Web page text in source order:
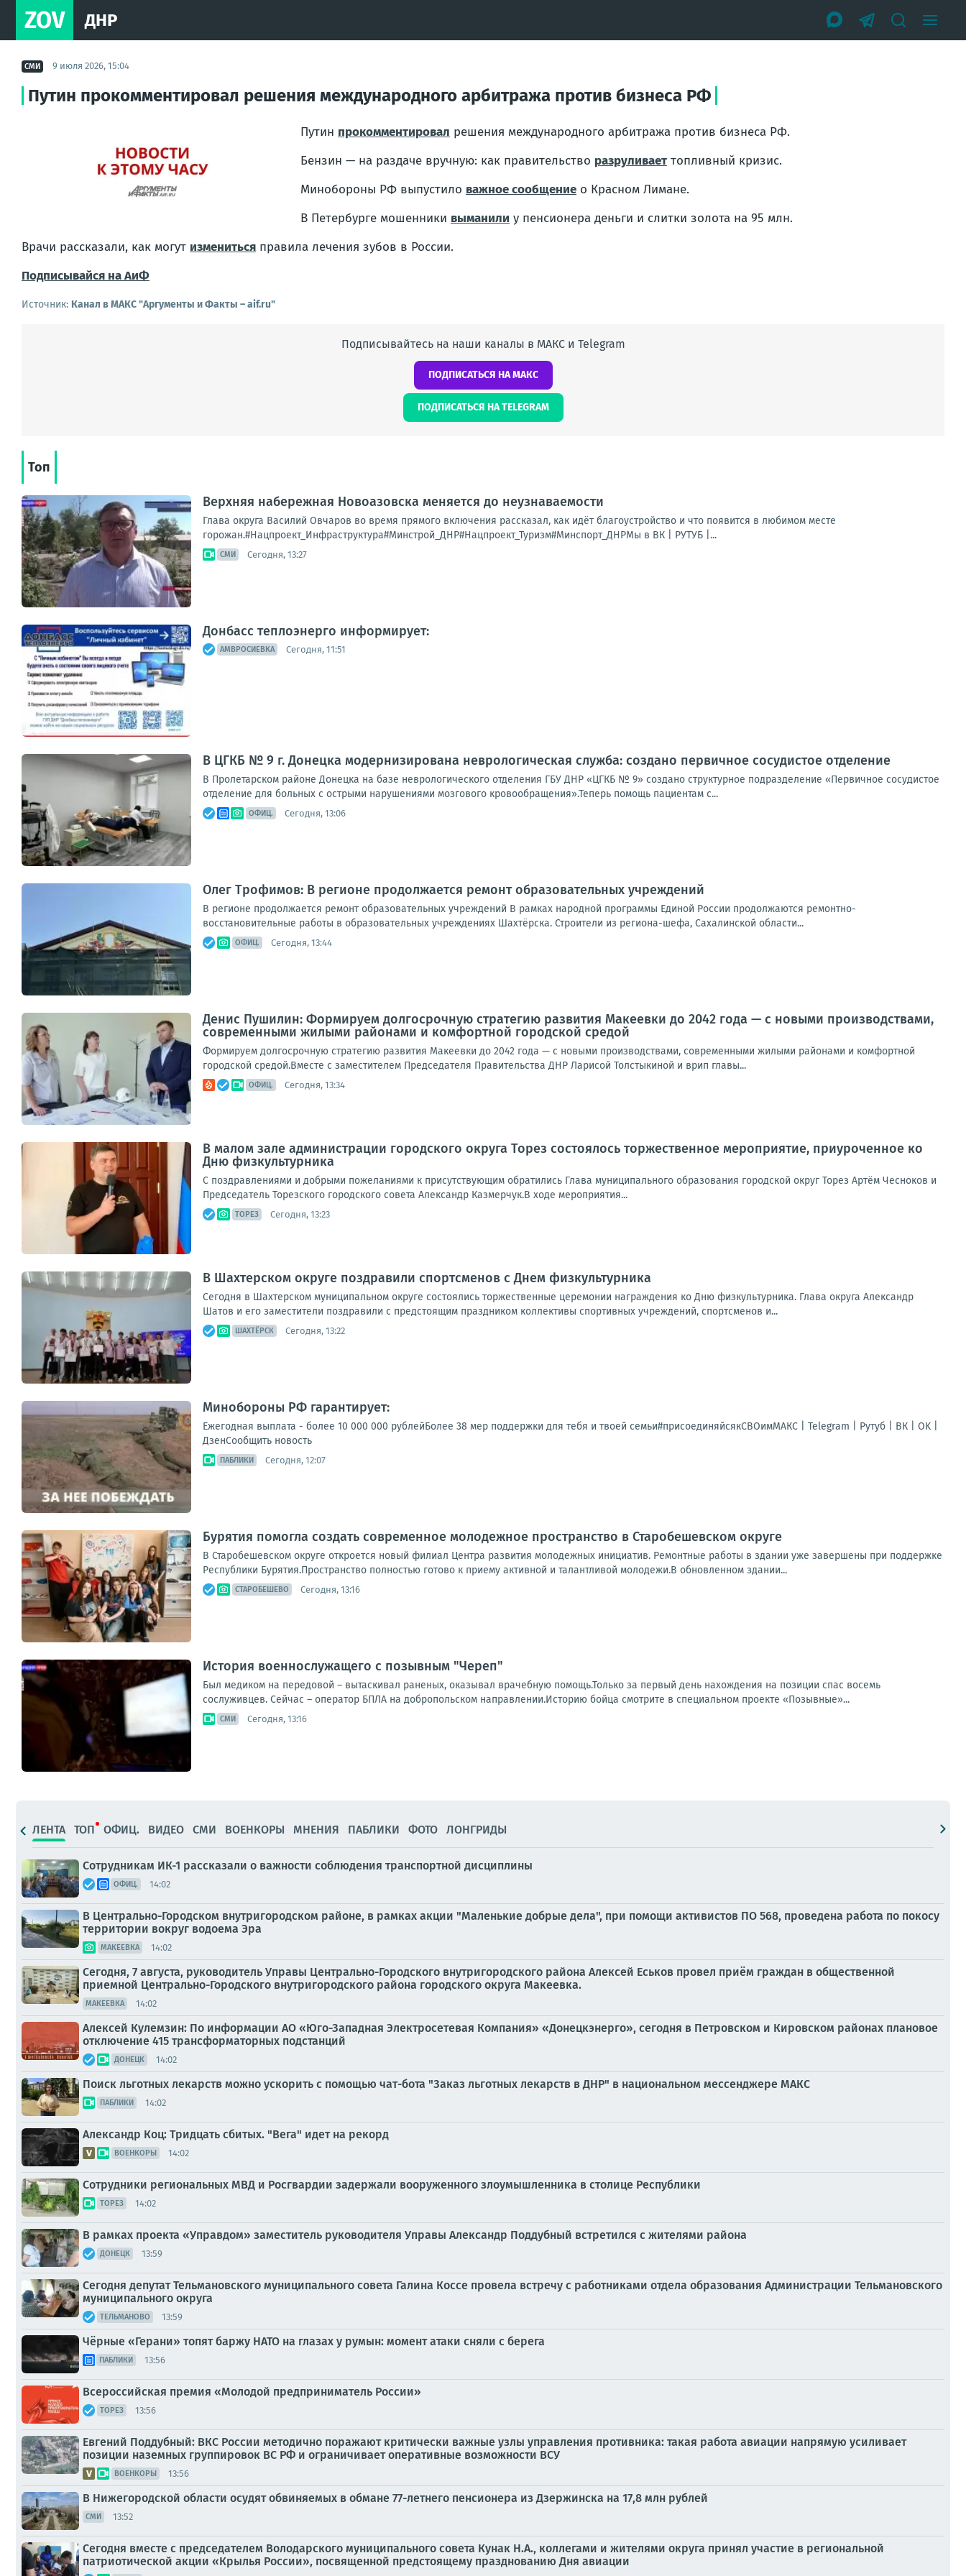
ZOV ДНР
СМИ 9 июля 2026, 15:04
Путин прокомментировал решения международного арбитража против бизнеса РФ
Путин прокомментировал решения международного арбитража против бизнеса РФ.
Бензин — на раздаче вручную: как правительство разруливает топливный кризис.
Минобороны РФ выпустило важное сообщение о Красном Лимане.
В Петербурге мошенники выманили у пенсионера деньги и слитки золота на 95 млн.
Врачи рассказали, как могут измениться правила лечения зубов в России.
Подписывайся на АиФ
Источник: Канал в МАКС "Аргументы и Факты – aif.ru"
Подписывайтесь на наши каналы в МАКС и Telegram
ПОДПИСАТЬСЯ НА МАКС
ПОДПИСАТЬСЯ НА TELEGRAM
Топ
Верхняя набережная Новоазовска меняется до неузнаваемости
Глава округа Василий Овчаров во время прямого включения рассказал, как идёт благоустройство и что появится в любимом месте
горожан.#Нацпроект_Инфраструктура#Минстрой_ДНР#Нацпроект_Туризм#Минспорт_ДНРМы в ВК | РУТУБ |...
СМИ Сегодня, 13:27
Донбасс теплоэнерго информирует:
АМВРОСИЕВКА Сегодня, 11:51
В ЦГКБ № 9 г. Донецка модернизирована неврологическая служба: создано первичное сосудистое отделение
В Пролетарском районе Донецка на базе неврологического отделения ГБУ ДНР «ЦГКБ № 9» создано структурное подразделение «Первичное сосудистое
отделение для больных с острыми нарушениями мозгового кровообращения».Теперь помощь пациентам с...
ОФИЦ. Сегодня, 13:06
Олег Трофимов: В регионе продолжается ремонт образовательных учреждений
В регионе продолжается ремонт образовательных учреждений В рамках народной программы Единой России продолжаются ремонтно-
восстановительные работы в образовательных учреждениях Шахтёрска. Строители из региона-шефа, Сахалинской области...
ОФИЦ. Сегодня, 13:44
Денис Пушилин: Формируем долгосрочную стратегию развития Макеевки до 2042 года — с новыми производствами,
современными жилыми районами и комфортной городской средой
Формируем долгосрочную стратегию развития Макеевки до 2042 года — с новыми производствами, современными жилыми районами и комфортной
городской средой.Вместе с заместителем Председателя Правительства ДНР Ларисой Толстыкиной и врип главы...
ОФИЦ. Сегодня, 13:34
В малом зале администрации городского округа Торез состоялось торжественное мероприятие, приуроченное ко
Дню физкультурника
С поздравлениями и добрыми пожеланиями к присутствующим обратились Глава муниципального образования городской округ Торез Артём Чесноков и
Председатель Торезского городского совета Александр Казмерчук.В ходе мероприятия...
ТОРЕЗ Сегодня, 13:23
В Шахтерском округе поздравили спортсменов с Днем физкультурника
Сегодня в Шахтерском муниципальном округе состоялись торжественные церемонии награждения ко Дню физкультурника. Глава округа Александр
Шатов и его заместители поздравили с предстоящим праздником коллективы спортивных учреждений, спортсменов и...
ШАХТЁРСК Сегодня, 13:22
Минобороны РФ гарантирует:
Ежегодная выплата - более 10 000 000 рублейБолее 38 мер поддержки для тебя и твоей семьи#присоединяйсякСВОимМАКС | Telegram | Рутуб | ВК | OK |
ДзенСообщить новость
ПАБЛИКИ Сегодня, 12:07
Бурятия помогла создать современное молодежное пространство в Старобешевском округе
В Старобешевском округе откроется новый филиал Центра развития молодежных инициатив. Ремонтные работы в здании уже завершены при поддержке
Республики Бурятия.Пространство полностью готово к приему активной и талантливой молодежи.В обновленном здании...
СТАРОБЕШЕВО Сегодня, 13:16
История военнослужащего с позывным "Череп"
Был медиком на передовой – вытаскивал раненых, оказывал врачебную помощь.Только за первый день нахождения на позиции спас восемь
сослуживцев. Сейчас – оператор БПЛА на добропольском направлении.Историю бойца смотрите в специальном проекте «Позывные»...
СМИ Сегодня, 13:16
ЛЕНТА ТОП ОФИЦ. ВИДЕО СМИ ВОЕНКОРЫ МНЕНИЯ ПАБЛИКИ ФОТО ЛОНГРИДЫ
Сотрудникам ИК-1 рассказали о важности соблюдения транспортной дисциплины
ОФИЦ. 14:02
В Центрально-Городском внутригородском районе, в рамках акции "Маленькие добрые дела", при помощи активистов ПО 568, проведена работа по покосу
территории вокруг водоема Эра
МАКЕЕВКА 14:02
Сегодня, 7 августа, руководитель Управы Центрально-Городского внутригородского района Алексей Еськов провел приём граждан в общественной
приемной Центрально-Городского внутригородского района городского округа Макеевка.
МАКЕЕВКА 14:02
Алексей Кулемзин: По информации АО «Юго-Западная Электросетевая Компания» «Донецкэнерго», сегодня в Петровском и Кировском районах плановое
отключение 415 трансформаторных подстанций
ДОНЕЦК 14:02
Поиск льготных лекарств можно ускорить с помощью чат-бота "Заказ льготных лекарств в ДНР" в национальном мессенджере МАКС
ПАБЛИКИ 14:02
Александр Коц: Тридцать сбитых. "Вега" идет на рекорд
ВОЕНКОРЫ 14:02
Сотрудники региональных МВД и Росгвардии задержали вооруженного злоумышленника в столице Республики
ТОРЕЗ 14:02
В рамках проекта «Управдом» заместитель руководителя Управы Александр Поддубный встретился с жителями района
ДОНЕЦК 13:59
Сегодня депутат Тельмановского муниципального совета Галина Коссе провела встречу с работниками отдела образования Администрации Тельмановского
муниципального округа
ТЕЛЬМАНОВО 13:59
Чёрные «Герани» топят баржу НАТО на глазах у румын: момент атаки сняли с берега
ПАБЛИКИ 13:56
Всероссийская премия «Молодой предприниматель России»
ТОРЕЗ 13:56
Евгений Поддубный: ВКС России методично поражают критически важные узлы управления противника: такая работа авиации напрямую усиливает
позиции наземных группировок ВС РФ и ограничивает оперативные возможности ВСУ
ВОЕНКОРЫ 13:56
В Нижегородской области осудят обвиняемых в обмане 77-летнего пенсионера из Дзержинска на 17,8 млн рублей
СМИ 13:52
Сегодня вместе с председателем Володарского муниципального совета Кунак Н.А., коллегами и жителями округа принял участие в региональной
патриотической акции «Крылья России», посвященной предстоящему празднованию Дня авиации